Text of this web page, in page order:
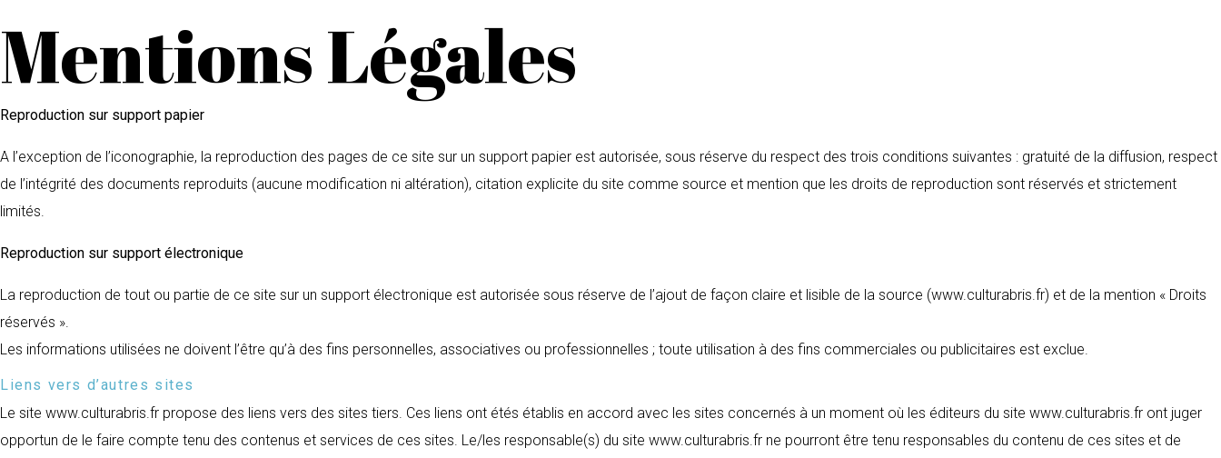
Mentions Légales
Reproduction sur support papier
A l’exception de l’iconographie, la reproduction des pages de ce site sur un support papier est autorisée, sous réserve du respect des trois conditions suivantes : gratuité de la diffusion, respect
de l’intégrité des documents reproduits (aucune modification ni altération), citation explicite du site comme source et mention que les droits de reproduction sont réservés et strictement
limités.
Reproduction sur support électronique
La reproduction de tout ou partie de ce site sur un support électronique est autorisée sous réserve de l’ajout de façon claire et lisible de la source (www.culturabris.fr) et de la mention « Droits
réservés ».
Les informations utilisées ne doivent l’être qu’à des fins personnelles, associatives ou professionnelles ; toute utilisation à des fins commerciales ou publicitaires est exclue.
Liens vers d’autres sites
Le site www.culturabris.fr propose des liens vers des sites tiers. Ces liens ont étés établis en accord avec les sites concernés à un moment où les éditeurs du site www.culturabris.fr ont juger
opportun de le faire compte tenu des contenus et services de ces sites. Le/les responsable(s) du site www.culturabris.fr ne pourront être tenu responsables du contenu de ces sites et de